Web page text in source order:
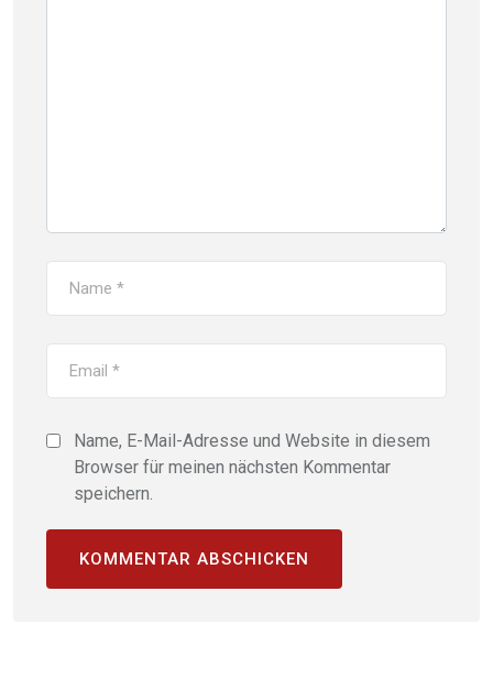
Name, E-Mail-Adresse und Website in diesem
Browser für meinen nächsten Kommentar
speichern.